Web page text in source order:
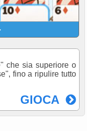
che sia superiore o
fino a ripulire tutto
GIOCA